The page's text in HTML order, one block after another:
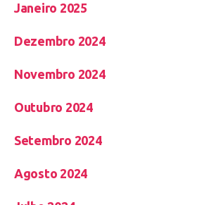
Janeiro 2025
Dezembro 2024
Novembro 2024
Outubro 2024
Setembro 2024
Agosto 2024